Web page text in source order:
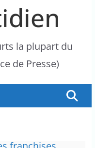
la plupart du
de Presse)
à la chasse